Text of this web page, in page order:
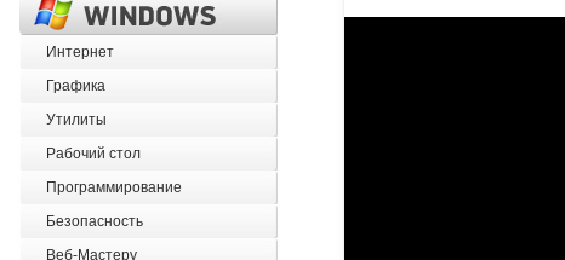
Интернет
Графика
Утилиты
Рабочий стол
Программирование
Безопасность
Веб-Мастеру